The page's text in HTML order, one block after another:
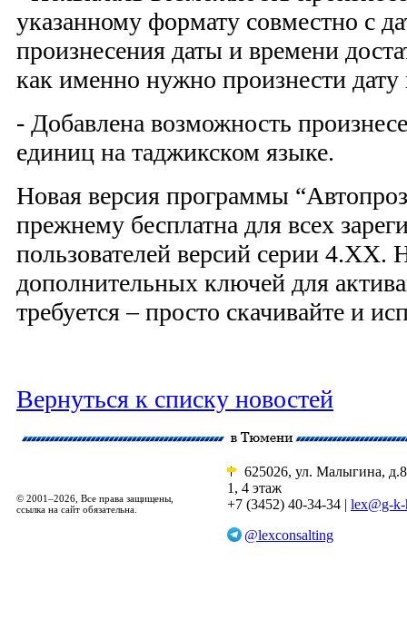
указанному формату совместно с
произнесения даты и времени
как именно нужно произнести дату
- Добавлена возможность
единиц на таджикском языке.
Новая версия программы
прежнему бесплатна для всех
пользователей версий серии 4.ХХ.
дополнительных ключей для
требуется – просто скачивайте и
Вернуться к списку новостей
© 2001–2026, Все права защищены,
ссылка на сайт обязательна.
625026, ул. Малыгина,
1, 4 этаж
+7 (3452) 40-34-34 | lex@g-
@lexconsalting